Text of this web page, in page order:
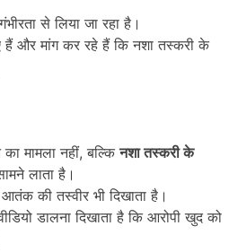
से लिया जा रहा है।
और मांग कर रहे हैं कि नशा तस्करी के
का मामला नहीं, बल्किनशा तस्करी के
लाता है।
की तस्वीर भी दिखाता है।
डालना दिखाता है कि आरोपी खुद को